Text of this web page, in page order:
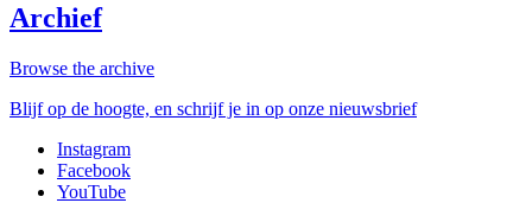
Archief
Browse the archive
Blijf op de hoogte, en schrijf je in op onze nieuwsbrief
Instagram
Facebook
YouTube